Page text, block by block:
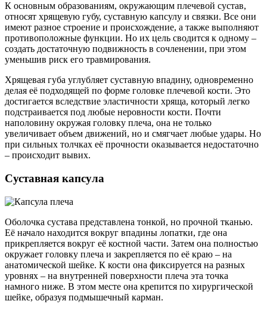
К основным образованиям, окружающим плечевой сустав,
относят хрящевую губу, суставную капсулу и связки. Все они
имеют разное строение и происхождение, а также выполняют
противоположные функции. Но их цель сводится к одному –
создать достаточную подвижность в сочленении, при этом
уменьшив риск его травмирования.
Хрящевая губа углубляет суставную впадину, одновременно
делая её подходящей по форме головке плечевой кости. Это
достигается вследствие эластичности хряща, который легко
подстраивается под любые неровности кости. Почти
наполовину окружая головку плеча, она не только
увеличивает объем движений, но и смягчает любые удары. Но
при сильных толчках её прочности оказывается недостаточно
– происходит вывих.
Суставная капсула
Оболочка сустава представлена тонкой, но прочной тканью.
Её начало находится вокруг впадины лопатки, где она
прикрепляется вокруг её костной части. Затем она полностью
окружает головку плеча и закрепляется по её краю – на
анатомической шейке. К кости она фиксируется на разных
уровнях – на внутренней поверхности плеча эта точка
намного ниже. В этом месте она крепится по хирургической
шейке, образуя подмышечный карман.